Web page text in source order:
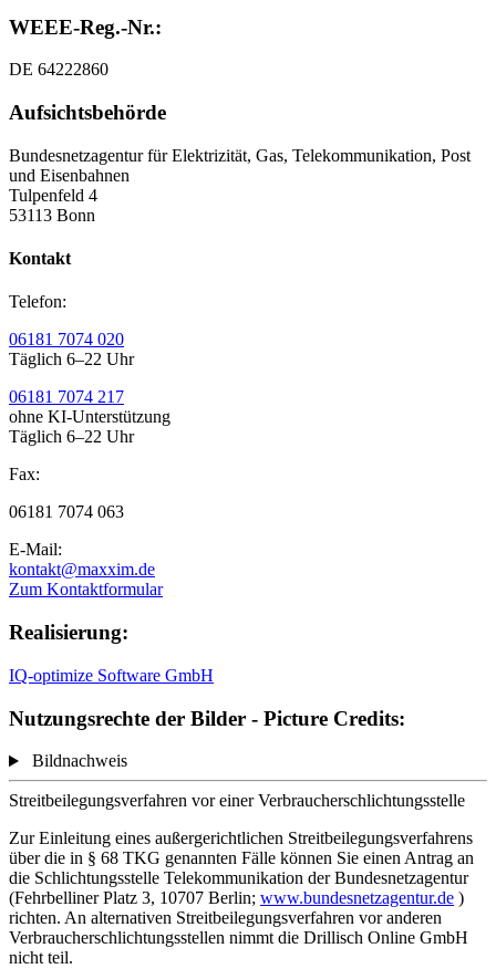
WEEE-Reg.-Nr.:
DE 64222860
Aufsichtsbehörde
Bundesnetzagentur für Elektrizität, Gas, Telekommunikation, Post
und Eisenbahnen
Tulpenfeld 4
53113 Bonn
Kontakt
Telefon:
06181 7074 020
Täglich 6–22 Uhr
06181 7074 217
ohne KI-Unterstützung
Täglich 6–22 Uhr
Fax:
06181 7074 063
E-Mail:
kontakt@maxxim.de
Zum Kontaktformular
Realisierung:
IQ-optimize Software GmbH
Nutzungsrechte der Bilder - Picture Credits:
Bildnachweis
Streitbeilegungsverfahren vor einer Verbraucherschlichtungsstelle
Zur Einleitung eines außergerichtlichen Streitbeilegungsverfahrens
über die in § 68 TKG genannten Fälle können Sie einen Antrag an
die Schlichtungsstelle Telekommunikation der Bundesnetzagentur
(Fehrbelliner Platz 3, 10707 Berlin; www.bundesnetzagentur.de )
richten. An alternativen Streitbeilegungsverfahren vor anderen
Verbraucherschlichtungsstellen nimmt die Drillisch Online GmbH
nicht teil.